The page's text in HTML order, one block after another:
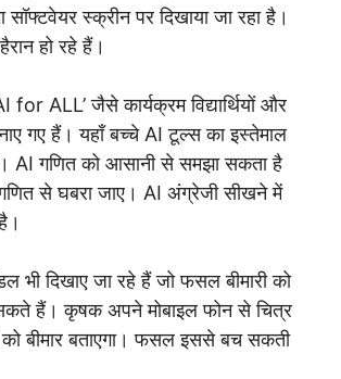
सॉफ्टवेयर स्क्रीन पर दिखाया जा रहा है।
हो रहे हैं।
for ALL’ जैसे कार्यक्रम विद्यार्थियों और
गए हैं। यहाँ बच्चे AI टूल्स का इस्तेमाल
AI गणित को आसानी से समझा सकता है
से घबरा जाए। AI अंग्रेजी सीखने में
भी दिखाए जा रहे हैं जो फसल बीमारी को
हैं। कृषक अपने मोबाइल फोन से चित्र
बीमार बताएगा। फसल इससे बच सकती